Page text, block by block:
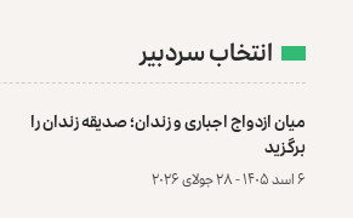
انتخاب سردبیر
میان ازدواج اجباری و زندان؛ صدیقه زندان را
برگزید
۶ اسد ۱۴۰۵ - ۲۸ جولای ۲۰۲۶